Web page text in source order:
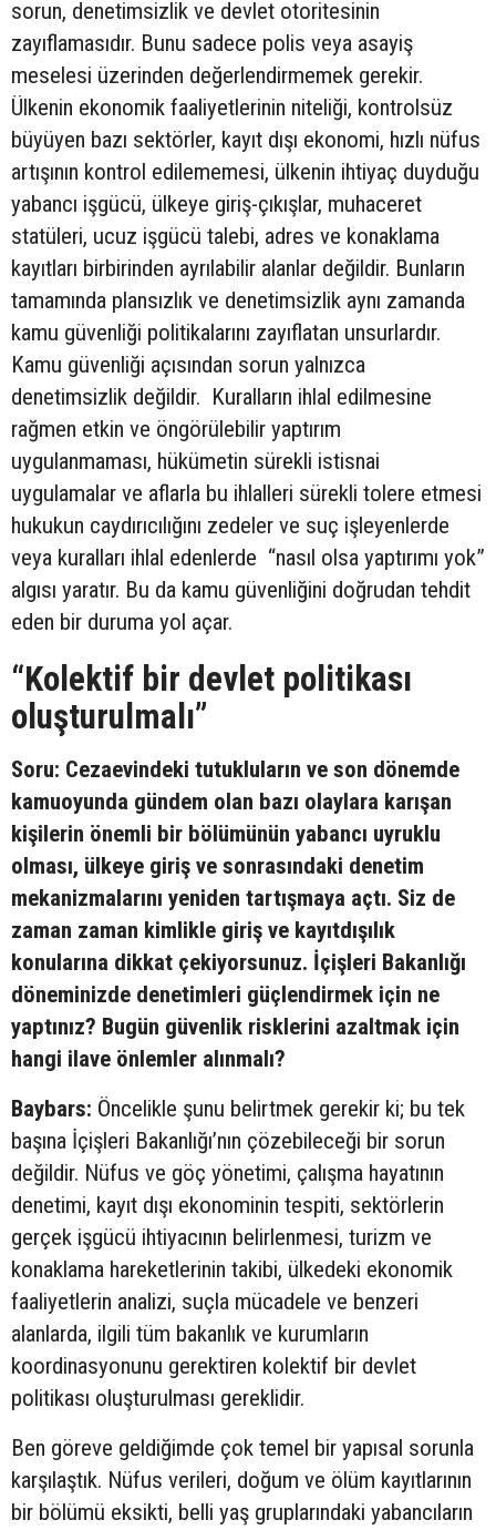
sorun, denetimsizlik ve devlet otoritesinin
zayıflamasıdır. Bunu sadece polis veya asayiş
meselesi üzerinden değerlendirmemek gerekir.
Ülkenin ekonomik faaliyetlerinin niteliği, kontrolsüz
büyüyen bazı sektörler, kayıt dışı ekonomi, hızlı nüfus
artışının kontrol edilememesi, ülkenin ihtiyaç duyduğu
yabancı işgücü, ülkeye giriş-çıkışlar, muhaceret
statüleri, ucuz işgücü talebi, adres ve konaklama
kayıtları birbirinden ayrılabilir alanlar değildir. Bunların
tamamında plansızlık ve denetimsizlik aynı zamanda
kamu güvenliği politikalarını zayıflatan unsurlardır.
Kamu güvenliği açısından sorun yalnızca
denetimsizlik değildir. Kuralların ihlal edilmesine
rağmen etkin ve öngörülebilir yaptırım
uygulanmaması, hükümetin sürekli istisnai
uygulamalar ve aflarla bu ihlalleri sürekli tolere etmesi
hukukun caydırıcılığını zedeler ve suç işleyenlerde
veya kuralları ihlal edenlerde “nasıl olsa yaptırımı yok”
algısı yaratır. Bu da kamu güvenliğini doğrudan tehdit
eden bir duruma yol açar.
“Kolektif bir devlet politikası
oluşturulmalı”
Soru: Cezaevindeki tutukluların ve son dönemde
kamuoyunda gündem olan bazı olaylara karışan
kişilerin önemli bir bölümünün yabancı uyruklu
olması, ülkeye giriş ve sonrasındaki denetim
mekanizmalarını yeniden tartışmaya açtı. Siz de
zaman zaman kimlikle giriş ve kayıtdışılık
konularına dikkat çekiyorsunuz. İçişleri Bakanlığı
döneminizde denetimleri güçlendirmek için ne
yaptınız? Bugün güvenlik risklerini azaltmak için
hangi ilave önlemler alınmalı?
Baybars: Öncelikle şunu belirtmek gerekir ki; bu tek
başına İçişleri Bakanlığı’nın çözebileceği bir sorun
değildir. Nüfus ve göç yönetimi, çalışma hayatının
denetimi, kayıt dışı ekonominin tespiti, sektörlerin
gerçek işgücü ihtiyacının belirlenmesi, turizm ve
konaklama hareketlerinin takibi, ülkedeki ekonomik
faaliyetlerin analizi, suçla mücadele ve benzeri
alanlarda, ilgili tüm bakanlık ve kurumların
koordinasyonunu gerektiren kolektif bir devlet
politikası oluşturulması gereklidir.
Ben göreve geldiğimde çok temel bir yapısal sorunla
karşılaştık. Nüfus verileri, doğum ve ölüm kayıtlarının
bir bölümü eksikti, belli yaş gruplarındaki yabancıların